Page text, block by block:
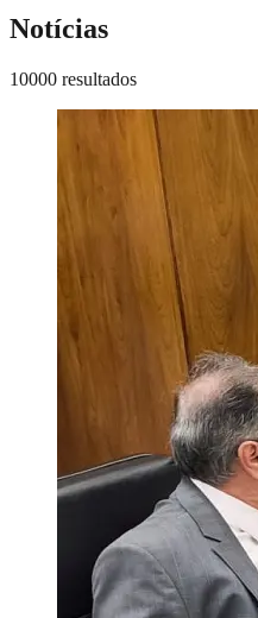
Notícias
10000 resultados